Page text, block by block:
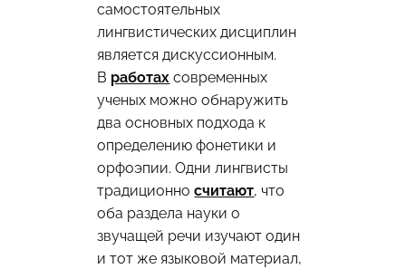
самостоятельных
лингвистических дисциплин
является дискуссионным.
В работах современных
ученых можно обнаружить
два основных подхода к
определению фонетики и
орфоэпии. Одни лингвисты
традиционносчитают, что
оба раздела науки о
звучащей речи изучают один
и тот же языковой материал,